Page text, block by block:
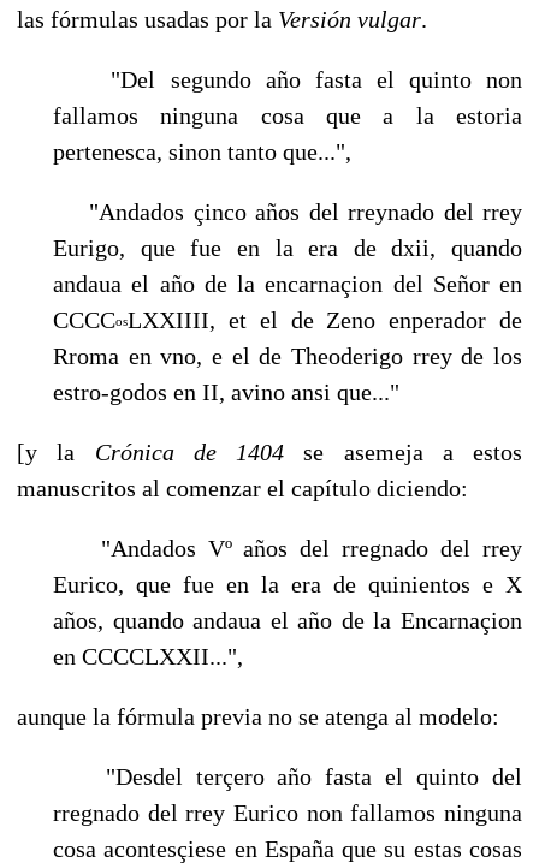
las fórmulas usadas por la Versión vulgar.
"Del segundo año fasta el quinto non
fallamos ninguna cosa que a la estoria
pertenesca, sinon tanto que...",
"Andados çinco años del rreynado del rrey
Eurigo, que fue en la era de dxii, quando
andaua el año de la encarnaçion del Señor en
CCCCosLXXIIII, et el de Zeno enperador de
Rroma en vno, e el de Theoderigo rrey de los
estro-godos en II, avino ansi que..."
[y la Crónica de 1404se asemeja a estos
manuscritos al comenzar el capítulo diciendo:
"Andados Vº años del rregnado del rrey
Eurico, que fue en la era de quinien­tos e X
años, quando andaua el año de la Encarnaçion
en CCCCLXXII...",
aunque la fórmula previa no se atenga al modelo:
"Desdel terçero año fasta el quinto del
rregnado del rrey Eurico non fallamos ninguna
cosa acontesçiese en España que su estas cosas